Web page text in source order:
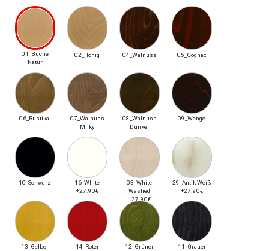
01_Buche
Natur
02_Honig 04_Walnuss 05_Cognac
06_Rustikal
07_Walnuss
Milky
08_Walnuss
Dunkel
09_Wenge
10_Schwarz
16_White
+27.90€
03_White
Washed
+27.90€
29_Antik Weiß
+27.90€
13_Gelber
14_Roter
12_Grüner
11_Grauer